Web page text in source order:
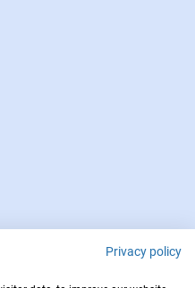
Privacy policy